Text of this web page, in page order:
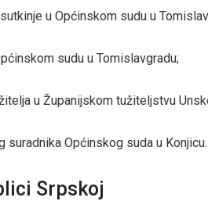
u Općinskom sudu u
sudu u Tomislavgradu;
u Županijskom tužiteljstvu
suradnika Općinskog suda u Konjicu.
Srpskoj